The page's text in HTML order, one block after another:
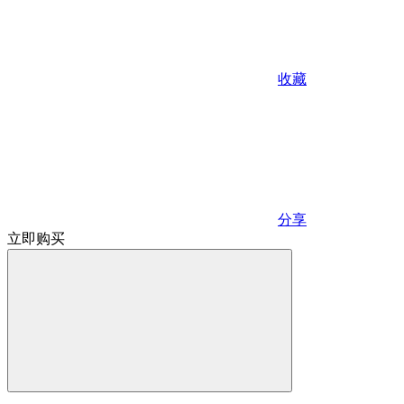
收藏
分享
立即购买